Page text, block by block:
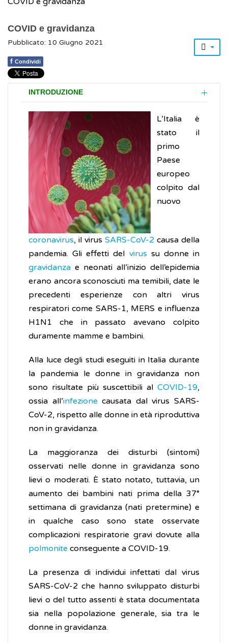
COVID e gravidanza
Pubblicato: 10 Giugno 2021
f Condividi
INTRODUZIONE
L’Italia è
stato il
primo
Paese
europeo
colpito dal
nuovo
coronavirus, il virus SARS-CoV-2 causa della
pandemia. Gli effetti del virus su donne in
gravidanza e neonati all’inizio dell’epidemia
erano ancora sconosciuti ma temibili, date le
precedenti esperienze con altri virus
respiratori come SARS-1, MERS e influenza
H1N1 che in passato avevano colpito
duramente mamme e bambini.
Alla luce degli studi eseguiti in Italia durante
la pandemia le donne in gravidanza non
sono risultate più suscettibili al COVID-19,
ossia all’infezione causata dal virus SARS-
CoV-2, rispetto alle donne in età riproduttiva
non in gravidanza.
La maggioranza dei disturbi (sintomi)
osservati nelle donne in gravidanza sono
lievi o moderati. È stato notato, tuttavia, un
aumento dei bambini nati prima della 37°
settimana di gravidanza (nati pretermine) e
in qualche caso sono state osservate
complicazioni respiratorie gravi dovute alla
polmonite conseguente a COVID-19.
La presenza di individui infettati dal virus
SARS-CoV-2 che hanno sviluppato disturbi
lievi o del tutto assenti è stata documentata
sia nella popolazione generale, sia tra le
donne in gravidanza.